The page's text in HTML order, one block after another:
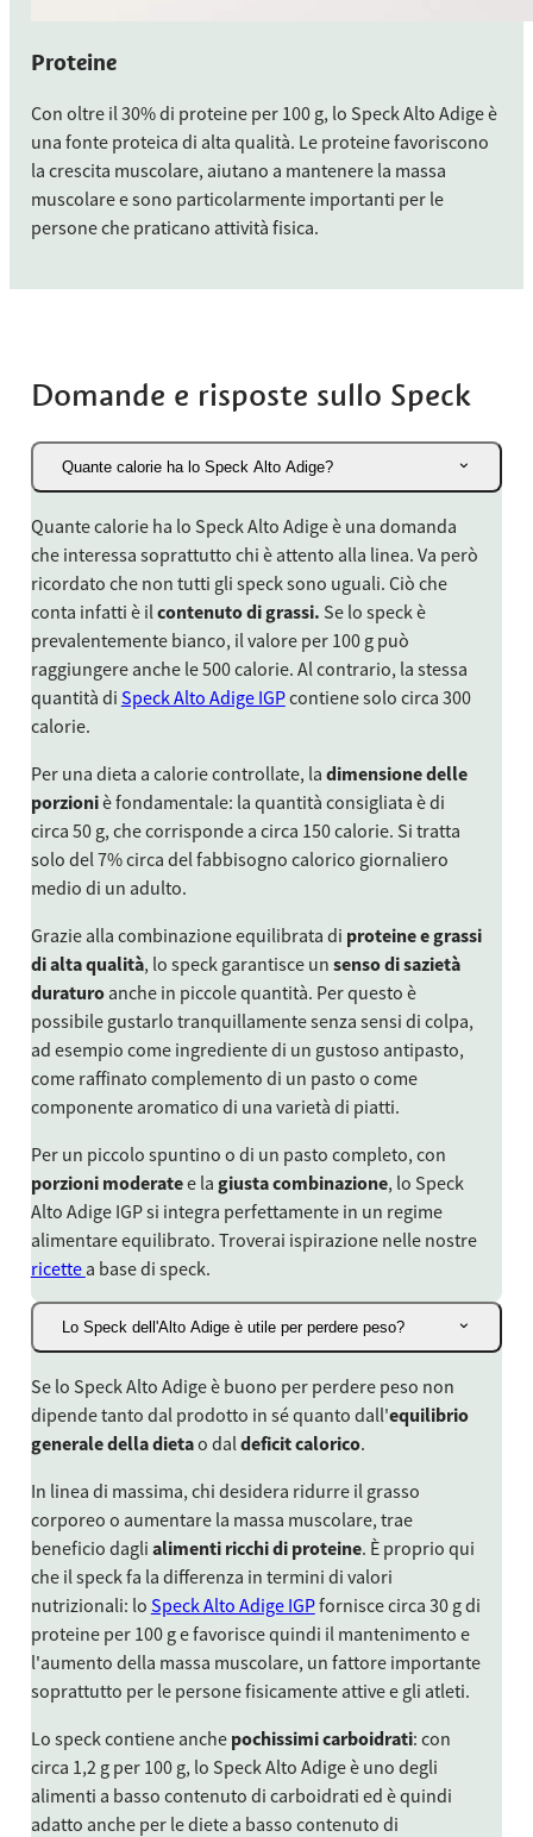
Proteine
Con oltre il 30% di proteine per 100 g, lo Speck Alto Adige è
una fonte proteica di alta qualità. Le proteine favoriscono
la crescita muscolare, aiutano a mantenere la massa
muscolare e sono particolarmente importanti per le
persone che praticano attività fisica.
Domande e risposte sullo Speck
Quante calorie ha lo Speck Alto Adige?
Quante calorie ha lo Speck Alto Adige è una domanda
che interessa soprattutto chi è attento alla linea. Va però
ricordato che non tutti gli speck sono uguali. Ciò che
conta infatti è il contenuto di grassi. Se lo speck è
prevalentemente bianco, il valore per 100 g può
raggiungere anche le 500 calorie. Al contrario, la stessa
quantità di Speck Alto Adige IGPcontiene solo circa 300
calorie.
Per una dieta a calorie controllate, la dimensione delle
porzioniè fondamentale: la quantità consigliata è di
circa 50 g, che corrisponde a circa 150 calorie. Si tratta
solo del 7% circa del fabbisogno calorico giornaliero
medio di un adulto.
Grazie alla combinazione equilibrata di proteine e grassi
di alta qualità, lo speck garantisce un senso di sazietà
duraturoanche in piccole quantità. Per questo è
possibile gustarlo tranquillamente senza sensi di colpa,
ad esempio come ingrediente di un gustoso antipasto,
come raffinato complemento di un pasto o come
componente aromatico di una varietà di piatti.
Per un piccolo spuntino o di un pasto completo, con
porzioni moderatee la giusta combinazione, lo Speck
Alto Adige IGP si integra perfettamente in un regime
alimentare equilibrato. Troverai ispirazione nelle nostre
ricette a base di speck.
Lo Speck dell'Alto Adige è utile per perdere peso?
Se lo Speck Alto Adige è buono per perdere peso non
dipende tanto dal prodotto in sé quanto dall'equilibrio
generale della dietao dal deficit calorico.
In linea di massima, chi desidera ridurre il grasso
corporeo o aumentare la massa muscolare, trae
beneficio dagli alimenti ricchi di proteine. È proprio qui
che il speck fa la differenza in termini di valori
nutrizionali: lo Speck Alto Adige IGPfornisce circa 30 g di
proteine per 100 g e favorisce quindi il mantenimento e
l'aumento della massa muscolare, un fattore importante
soprattutto per le persone fisicamente attive e gli atleti.
Lo speck contiene anchepochissimi carboidrati: con
circa 1,2 g per 100 g, lo Speck Alto Adige è uno degli
alimenti a basso contenuto di carboidrati ed è quindi
adatto anche per le diete a basso contenuto di